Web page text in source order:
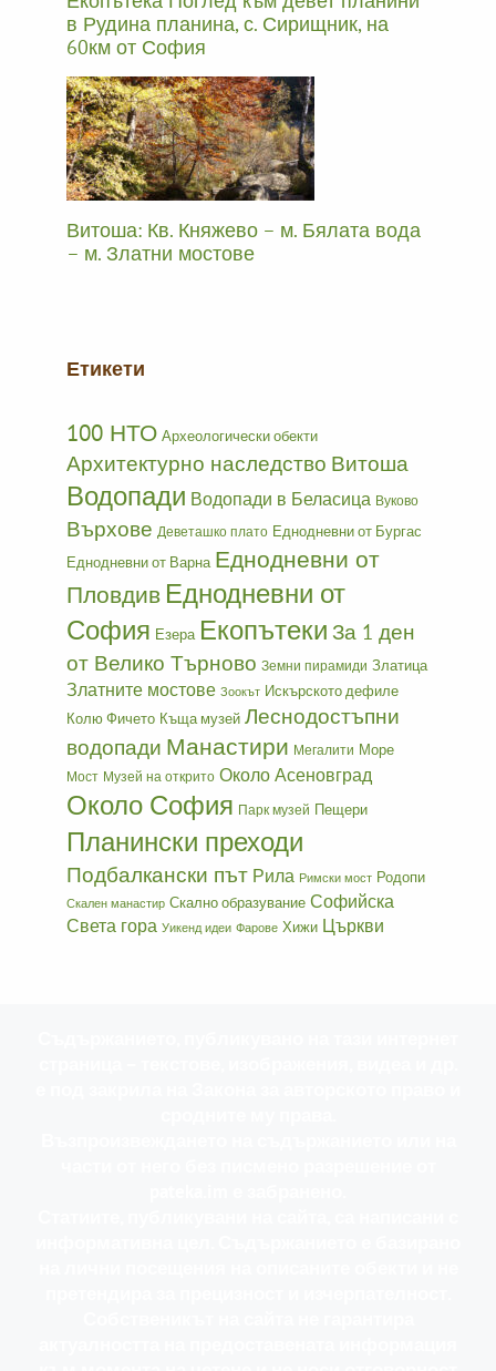
в Рудина планина, с. Сирищник, на
60км от София
Витоша: Кв. Княжево – м. Бялата вода
– м. Златни мостове
Етикети
100 НТО Археологически обекти
Архитектурно наследство Витоша
Водопади Водопади в Беласица Вуково
Върхове Деветашко плато Еднодневни от Бургас
Еднодневни от Варна Еднодневни от
Пловдив Еднодневни от
София Езера Екопътеки За 1 ден
от Велико Търново Земни пирамиди Златица
Златните мостове Зоокът Искърското дефиле
Колю Фичето Къща музей Леснодостъпни
водопади Манастири Мегалити Море
Мост Музей на открито Около Асеновград
Около София Парк музей Пещери
Планински преходи
Подбалкански път Рила Римски мост Родопи
Скален манастир Скално образувание Софийска
Света гора Уикенд идеи Фарове Хижи Църкви